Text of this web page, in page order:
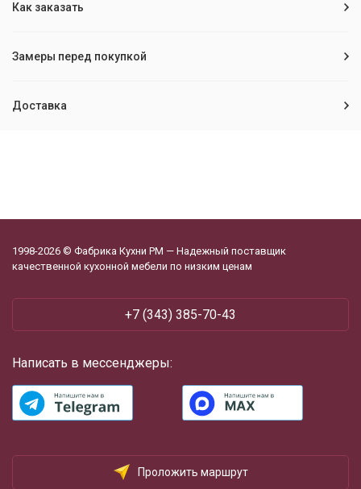
Как заказать
Замеры перед покупкой
Доставка
1998-2026 © Фабрика Кухни РМ — Надежный поставщик
качественной кухонной мебели по низким ценам
+7 (343) 385-70-43
Написать в мессенджеры:
Проложить маршрут